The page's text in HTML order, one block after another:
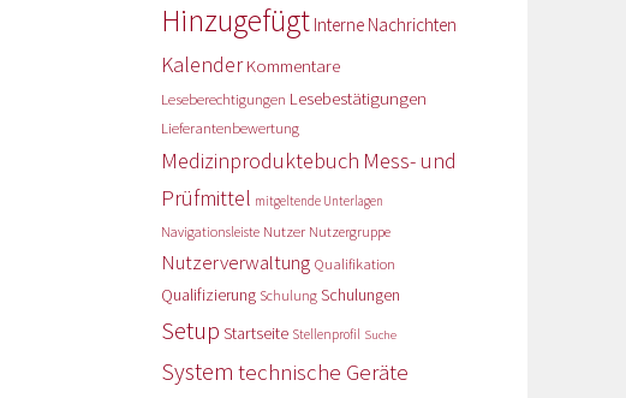
Hinzugefügt Interne Nachrichten
Kalender Kommentare
Leseberechtigungen Lesebestätigungen
Lieferantenbewertung
Medizinproduktebuch Mess- und
Prüfmittel mitgeltende Unterlagen
Navigationsleiste Nutzer Nutzergruppe
Nutzerverwaltung Qualifikation
Qualifizierung Schulung Schulungen
Setup Startseite Stellenprofil Suche
System technische Geräte